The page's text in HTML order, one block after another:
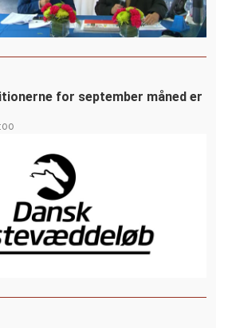
for september måned er